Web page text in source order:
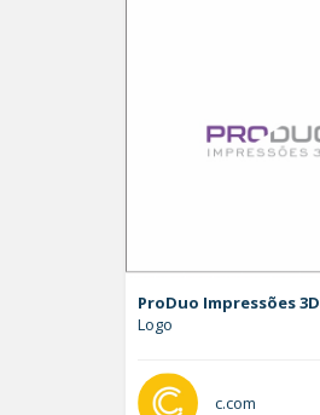
ProDuo Impressões 3D
Logo
c.com